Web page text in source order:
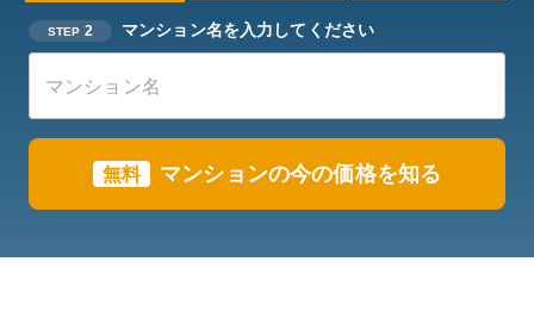
STEP 2 マンション名を入力してください
無料 マンションの今の価格を知る